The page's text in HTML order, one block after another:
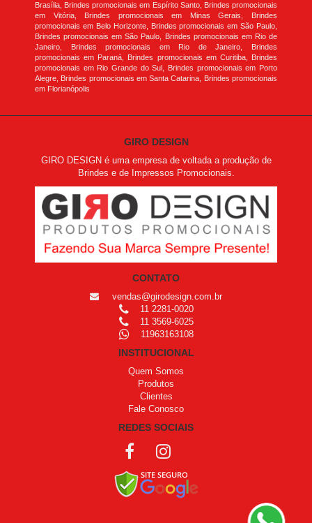
Brasília, Brindes promocionais em Espírito Santo, Brindes promocionais
em Vitória, Brindes promocionais em Minas Gerais, Brindes
promocionais em Belo Horizonte, Brindes promocionais em São Paulo,
Brindes promocionais em São Paulo, Brindes promocionais em Rio de
Janeiro, Brindes promocionais em Rio de Janeiro, Brindes
promocionais em Paraná, Brindes promocionais em Curitiba, Brindes
promocionais em Rio Grande do Sul, Brindes promocionais em Porto
Alegre, Brindes promocionais em Santa Catarina, Brindes promocionais
em Florianópolis
GIRO DESIGN
GIRO DESIGN é uma empresa de voltada a produção de
Brindes e de Impressos Promocionais.
CONTATO
vendas@girodesign.com.br
11 2281-0020
11 3569-6025
11963163108
INSTITUCIONAL
Quem Somos
Produtos
Clientes
Fale Conosco
REDES SOCIAIS